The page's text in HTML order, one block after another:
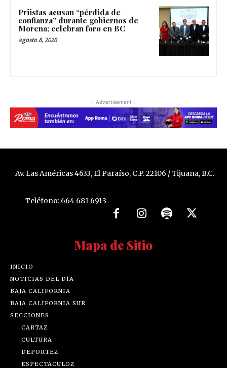
Priistas acusan “pérdida de
confianza” durante gobiernos de
Morena; celebran foro en BC
agosto 8, 2026
- Advertisement -
Av. Las Américas 4633, El Paraíso, C.P. 22106 / Tijuana, B.C.
Teléfono: 664 681 6913
Mapa de Sitio
INICIO
NOTICIAS DEL DÍA
BAJA CALIFORNIA
BAJA CALIFORNIA SUR
SECCIONES
CARTAZ
CULTURA
DEPORTEZ
ESPECTÁCULOZ